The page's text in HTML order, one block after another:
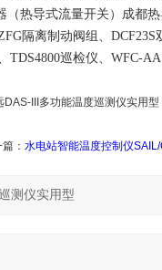
热导式流量开关）成都
隔离制动阀组、DCF23S
巡检仪、WFC-
： 水电站智能温度控制仪